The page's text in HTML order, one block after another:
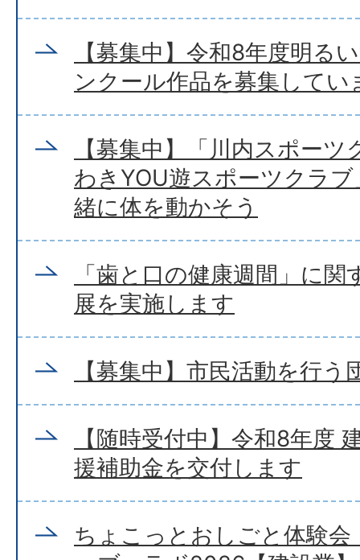
【募集中】令和8年度明る
ンクール作品を募集してい
【募集中】「川内スポー
わきYOU遊スポーツクラ
緒に体を動かそう
「歯と口の健康週間」に
展を実施します
【募集中】市民活動を行
【随時受付中】令和8年度
援補助金を交付します
ちょこっとおしごと体験